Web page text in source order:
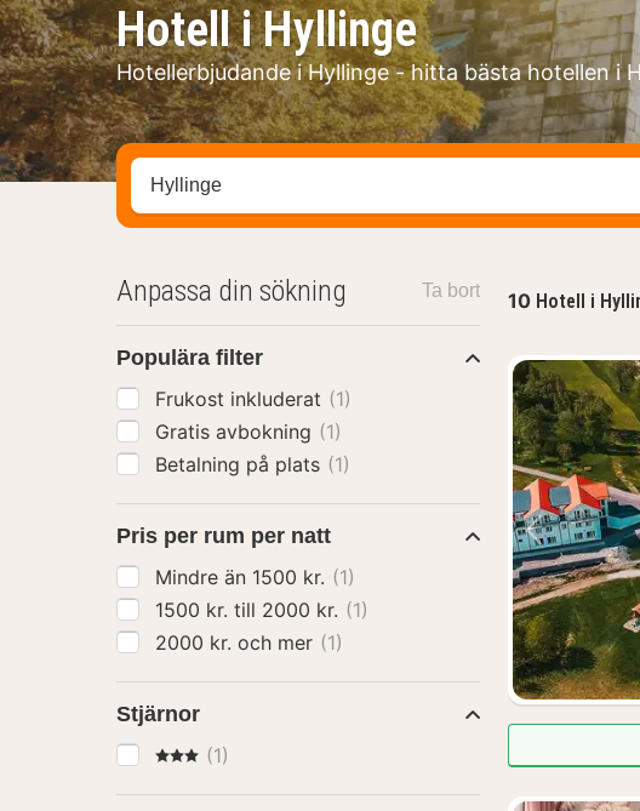
Hotell i Hyllinge
Hotellerbjudande i Hyllinge - hitta bästa hotellen i
Sök efter hotell, område eller stad
10 Hotell i
Anpassa din sökning Ta bort
Populära filter
Frukost inkluderat (1)
Gratis avbokning (1)
Betalning på plats (1)
Pris per rum per natt
Mindre än 1500 kr. (1)
1500 kr. till 2000 kr. (1)
2000 kr. och mer (1)
Stjärnor
3 Stjärnor
(1)